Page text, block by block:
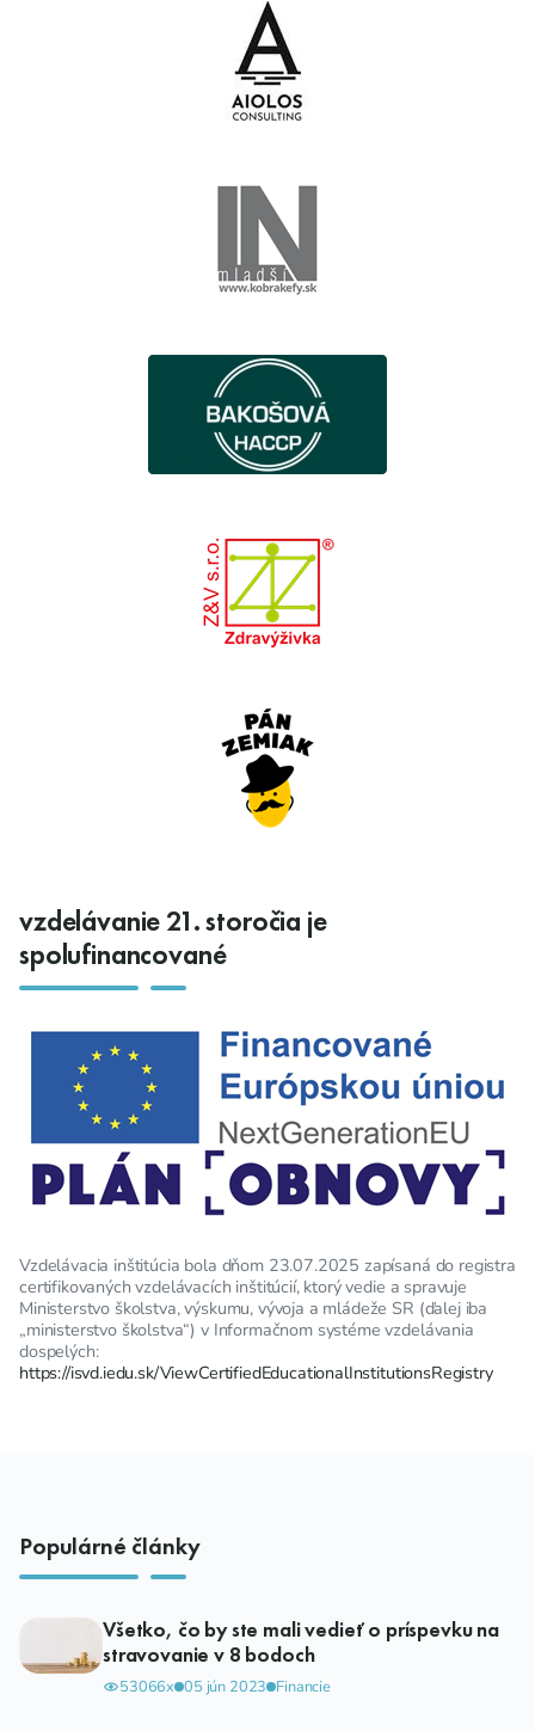
vzdelávanie 21. storočia je
spolufinancované
Vzdelávacia inštitúcia bola dňom 23.07.2025 zapísaná do registra
certifikovaných vzdelávacích inštitúcií, ktorý vedie a spravuje
Ministerstvo školstva, výskumu, vývoja a mládeže SR (ďalej iba
„ministerstvo školstva“) v Informačnom systéme vzdelávania
dospelých:
https://isvd.iedu.sk/ViewCertifiedEducationalInstitutionsRegistry
Populárné články
Všetko, čo by ste mali vedieť o príspevku na
stravovanie v 8 bodoch
53066x 05 jún 2023 Financie